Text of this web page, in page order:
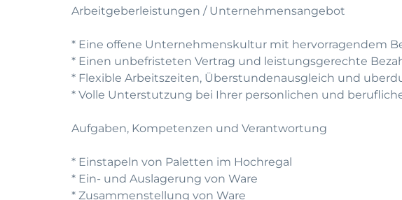
Arbeitgeberleistungen / Unternehmensangebot
* Eine offene Unternehmenskultur mit hervorragendem
* Einen unbefristeten Vertrag und leistungsgerechte
* Flexible Arbeitszeiten, Überstundenausgleich und
* Volle Unterstutzung bei Ihrer personlichen und
Aufgaben, Kompetenzen und Verantwortung
* Einstapeln von Paletten im Hochregal
* Ein- und Auslagerung von Ware
* Zusammenstellung von Ware